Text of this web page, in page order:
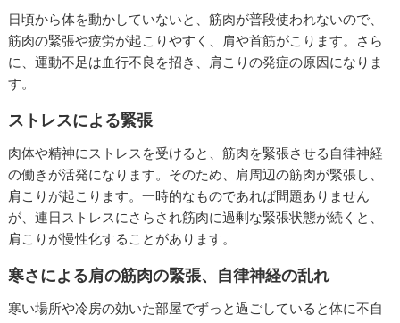
日頃から体を動かしていないと、筋肉が普段使われないので、
筋肉の緊張や疲労が起こりやすく、肩や首筋がこります。さら
に、運動不足は血行不良を招き、肩こりの発症の原因になりま
す。
ストレスによる緊張
肉体や精神にストレスを受けると、筋肉を緊張させる自律神経
の働きが活発になります。そのため、肩周辺の筋肉が緊張し、
肩こりが起こります。一時的なものであれば問題ありません
が、連日ストレスにさらされ筋肉に過剰な緊張状態が続くと、
肩こりが慢性化することがあります。
寒さによる肩の筋肉の緊張、自律神経の乱れ
寒い場所や冷房の効いた部屋でずっと過ごしていると体に不自